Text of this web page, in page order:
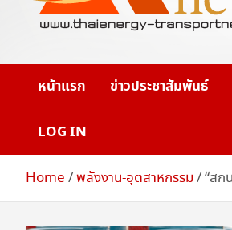
www.ten-
หน้าแรก ข่าวประชาสัมพันธ์
LOG IN
Home พลังงาน-อุตสาหกรรม “สก